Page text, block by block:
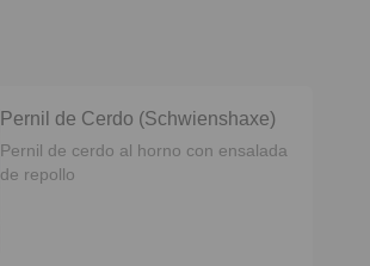
Pernil de Cerdo (Schwienshaxe)
Pernil de cerdo al horno con ensalada
de repollo